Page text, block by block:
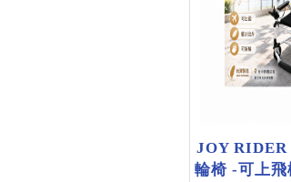
JOY RIDER
輪椅 -可上